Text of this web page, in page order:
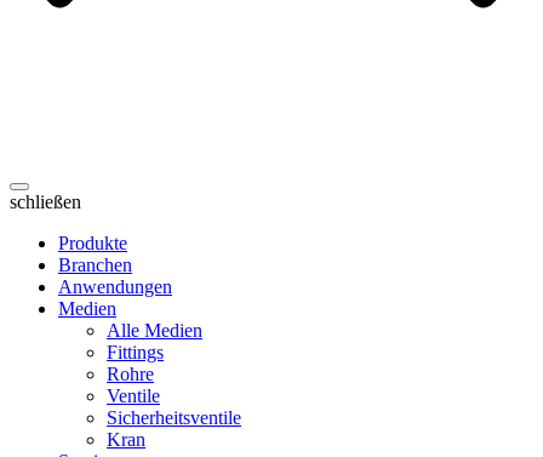
schließen
Produkte
Branchen
Anwendungen
Medien
Alle Medien
Fittings
Rohre
Ventile
Sicherheitsventile
Kran